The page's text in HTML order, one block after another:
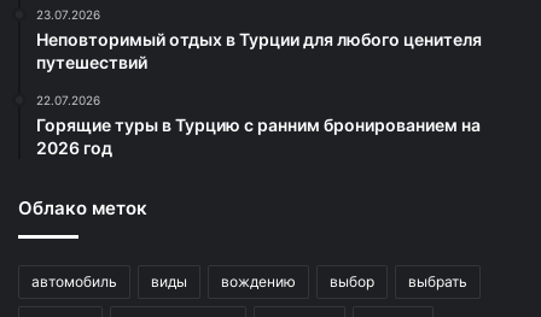
23.07.2026
Неповторимый отдых в Турции для любого ценителя
путешествий
22.07.2026
Горящие туры в Турцию с ранним бронированием на
2026 год
Облако меток
автомобиль виды вождению выбор выбрать